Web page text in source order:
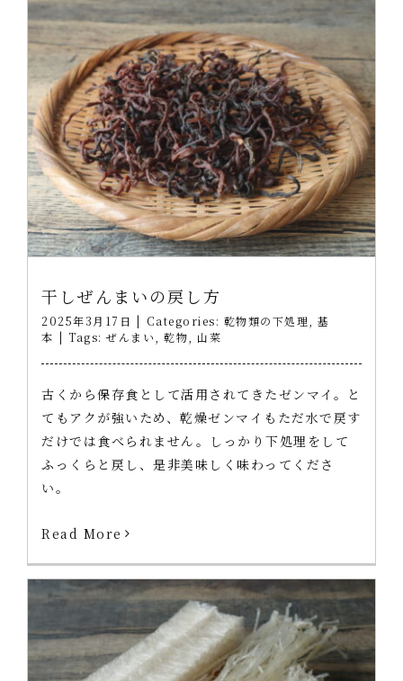
干しぜんまいの戻し方
2025年3月17日 | Categories: 乾物類の下処理
基
本 | Tags: ぜんまい 乾物 山菜
古くから保存食として活用されてきたゼンマイ。と
てもアクが強いため、乾燥ゼンマイもただ水で戻す
だけでは食べられません。しっかり下処理をして
ふっくらと戻し、是非美味しく味わってくださ
い。
Read More